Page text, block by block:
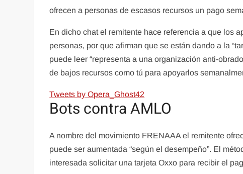
ofrecen a personas de escasos recursos un pago
En dicho chat el remitente hace referencia a que los
personas, por que afirman que se están dando a la
puede leer “representa a una organización anti-
de bajos recursos como tú para apoyarlos
Tweets by Opera_Ghost42
Bots contra AMLO
A nombre del movimiento FRENAAA el remitente
puede ser aumentada “según el desempeño”. El
interesada solicitar una tarjeta Oxxo para recibir el